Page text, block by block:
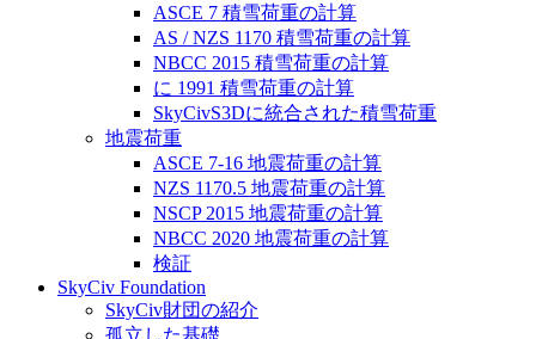
ASCE 7 積雪荷重の計算
AS / NZS 1170 積雪荷重の計算
NBCC 2015 積雪荷重の計算
に 1991 積雪荷重の計算
SkyCivS3Dに統合された積雪荷重
地震荷重
ASCE 7-16 地震荷重の計算
NZS 1170.5 地震荷重の計算
NSCP 2015 地震荷重の計算
NBCC 2020 地震荷重の計算
検証
SkyCiv Foundation
SkyCiv財団の紹介
孤立した基礎